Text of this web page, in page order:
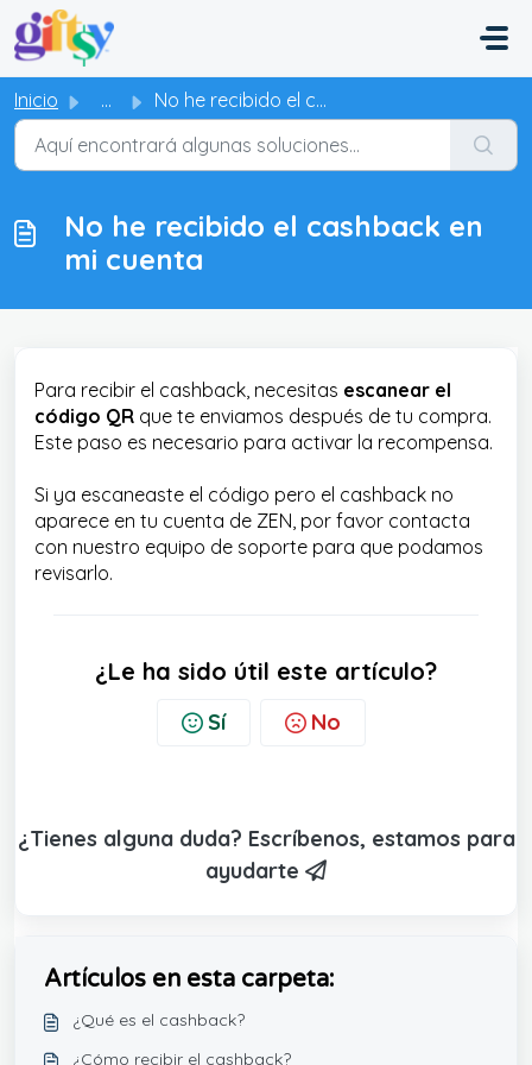
Saltar al contenido principal
Inicio ... No he recibido el cashback en mi cuenta
No he recibido el cashback en
mi cuenta
Para recibir el cashback, necesitas escanear el
código QR que te enviamos después de tu compra.
Este paso es necesario para activar la recompensa.
Si ya escaneaste el código pero el cashback no
aparece en tu cuenta de ZEN, por favor contacta
con nuestro equipo de soporte para que podamos
revisarlo.
¿Le ha sido útil este artículo?
No
Sí
¿Tienes alguna duda? Escríbenos, estamos para
ayudarte
Artículos en esta carpeta:
¿Qué es el cashback?
¿Cómo recibir el cashback?